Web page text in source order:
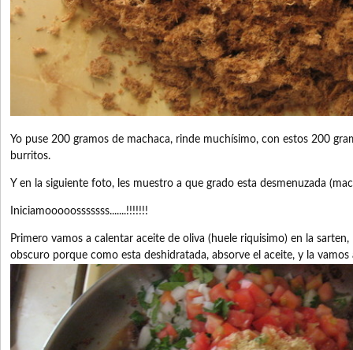
Yo puse 200 gramos de machaca, rinde muchísimo, con estos 200
burritos.
Y en la siguiente foto, les muestro a que grado esta desmenuzada
Iniciamooooosssssss.......!!!!!!!
Primero vamos a calentar aceite de oliva (huele riquisimo) en la
obscuro porque como esta deshidratada, absorve el aceite, y la